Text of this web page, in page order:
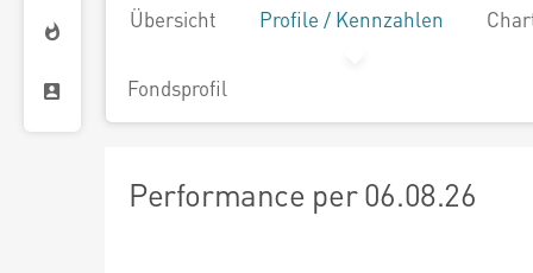
Übersicht Profile / Kennzahlen
Fondsprofil
Performance per 06.08.26